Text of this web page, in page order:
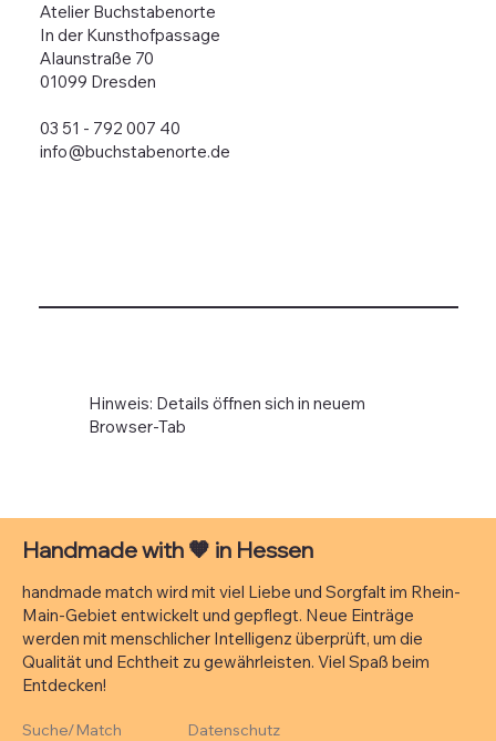
Atelier Buchstabenorte
In der Kunsthofpassage
Alaunstraße 70
01099 Dresden
03 51 - 792 007 40
info@buchstabenorte.de
Hinweis: Details öffnen sich in neuem
Browser-Tab
Handmade with 🧡 in Hessen
handmade match wird mit viel Liebe und Sorgfalt im Rhein-
Main-Gebiet entwickelt und gepflegt. Neue Einträge
werden mit menschlicher Intelligenz überprüft, um die
Qualität und Echtheit zu gewährleisten. Viel Spaß beim
Entdecken!
Suche/Match
Datenschutz